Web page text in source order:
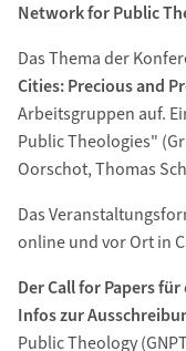
Network for Public
Das Thema der
Cities: Precious and
Arbeitsgruppen auf.
Public Theologies"
Oorschot, Thomas
Das
online und vor Ort in
Der Call for Papers
Infos zur
Public Theology